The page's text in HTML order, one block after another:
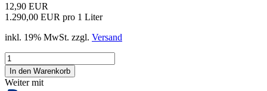
12,90 EUR
1.290,00 EUR pro 1 Liter
inkl. 19% MwSt. zzgl. Versand
Weiter mit